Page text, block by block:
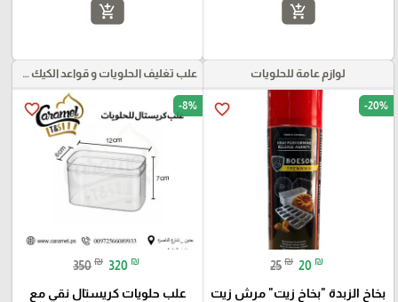
add_shopping_cart
add_shopping_cart
لوازم عامة للحلويات
favorite_border -20%
25 ₪ 20 ₪
بخاخ الزبدة "بخاخ زيت" مرش زيت
علب تغليف الحلويات و قواعد الكيك و علب بلاستيكية بأنواعها
favorite_border -8%
350 ₪ 320 ₪
علب حلويات كريستال نقي مع